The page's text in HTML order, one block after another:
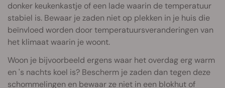
donker keukenkastje of een lade waarin de temperatuur
stabiel is. Bewaar je zaden niet op plekken in je huis die
beïnvloed worden door temperatuursveranderingen van
het klimaat waarin je woont.
Woon je bijvoorbeeld ergens waar het overdag erg warm
en 's nachts koel is? Bescherm je zaden dan tegen deze
schommelingen en bewaar ze niet in een blokhut of